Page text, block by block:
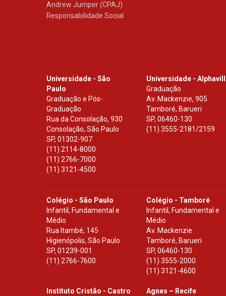
Andrew Jumper (CPAJ)
Responsabilidade Social
Universidade - São
Paulo
Graduação e Pós-
Graduação
Rua da Consolação, 930
Consolação, São Paulo
SP, 01302-907
(11) 2114-8000
(11) 2766-7000
(11) 3121-4500
Universidade -
Graduação
Av. Mackenzie, 905
Tamboré, Barueri
SP,06460-130
(11) 3555-2181/2159
Colégio - São Paulo
Infantil, Fundamental e
Médio
Rua Itambé, 145
Higienópolis, São Paulo
SP, 01239-001
(11) 2766-7600
Colégio - Tamboré
Infantil, Fundamental e
Médio
Av. Mackenzie
Tamboré, Barueri
SP,06460-130
(11) 3555-2000
(11) 3121-4600
Instituto Cristão - Castro
Agnes – Recife